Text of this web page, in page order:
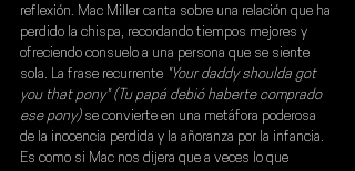
reflexión. Mac Miller canta sobre una relación que ha
perdido la chispa, recordando tiempos mejores y
ofreciendo consuelo a una persona que se siente
sola. La frase recurrente "Your daddy shoulda got
you that pony" (Tu papá debió haberte comprado
ese pony) se convierte en una metáfora poderosa
de la inocencia perdida y la añoranza por la infancia.
Es como si Mac nos dijera que a veces lo que